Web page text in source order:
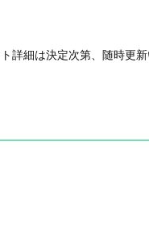
細は決定次第、随時更新